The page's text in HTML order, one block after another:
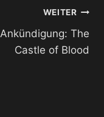
WEITER
Ankündigung: The
Castle of Blood